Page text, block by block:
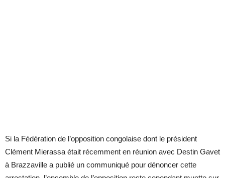
Si la Fédération de l’opposition congolaise dont le président
Clément Mierassa était récemment en réunion avec Destin Gavet
à Brazzaville a publié un communiqué pour dénoncer cette